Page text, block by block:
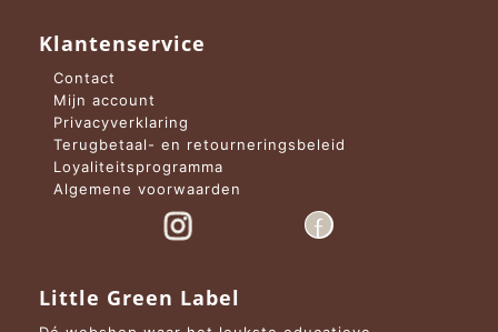
Klantenservice
Contact
Mijn account
Privacyverklaring
Terugbetaal- en retourneringsbeleid
Loyaliteitsprogramma
Algemene voorwaarden
Little Green Label